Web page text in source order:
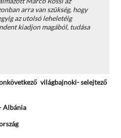
arra van szükség, hogy
az utolsó leheletéig
kiadjon magából, tudása
világbajnoki- selejtező
Albánia